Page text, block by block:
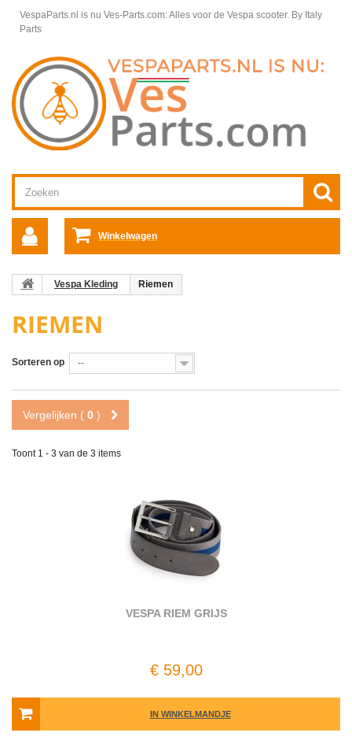
VespaParts.nl is nu Ves-Parts.com: Alles voor de Vespa scooter. By Italy
Parts
Winkelwagen
Vespa Kleding Riemen
RIEMEN
Sorteren op --
Vergelijken ( 0 )
Toont 1 - 3 van de 3 items
VESPA RIEM GRIJS
€ 59,00
IN WINKELMANDJE